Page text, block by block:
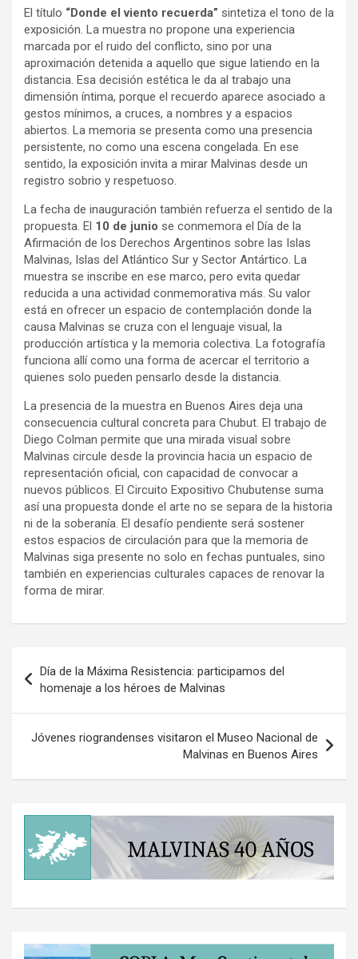
El título “Donde el viento recuerda” sintetiza el tono de la
exposición. La muestra no propone una experiencia
marcada por el ruido del conflicto, sino por una
aproximación detenida a aquello que sigue latiendo en la
distancia. Esa decisión estética le da al trabajo una
dimensión íntima, porque el recuerdo aparece asociado a
gestos mínimos, a cruces, a nombres y a espacios
abiertos. La memoria se presenta como una presencia
persistente, no como una escena congelada. En ese
sentido, la exposición invita a mirar Malvinas desde un
registro sobrio y respetuoso.
La fecha de inauguración también refuerza el sentido de la
propuesta. El 10 de junio se conmemora el Día de la
Afirmación de los Derechos Argentinos sobre las Islas
Malvinas, Islas del Atlántico Sur y Sector Antártico. La
muestra se inscribe en ese marco, pero evita quedar
reducida a una actividad conmemorativa más. Su valor
está en ofrecer un espacio de contemplación donde la
causa Malvinas se cruza con el lenguaje visual, la
producción artística y la memoria colectiva. La fotografía
funciona allí como una forma de acercar el territorio a
quienes solo pueden pensarlo desde la distancia.
La presencia de la muestra en Buenos Aires deja una
consecuencia cultural concreta para Chubut. El trabajo de
Diego Colman permite que una mirada visual sobre
Malvinas circule desde la provincia hacia un espacio de
representación oficial, con capacidad de convocar a
nuevos públicos. El Circuito Expositivo Chubutense suma
así una propuesta donde el arte no se separa de la historia
ni de la soberanía. El desafío pendiente será sostener
estos espacios de circulación para que la memoria de
Malvinas siga presente no solo en fechas puntuales, sino
también en experiencias culturales capaces de renovar la
forma de mirar.
de
entradas
Día de la Máxima Resistencia: participamos del
homenaje a los héroes de Malvinas
Jóvenes riograndenses visitaron el Museo Nacional de
Malvinas en Buenos Aires